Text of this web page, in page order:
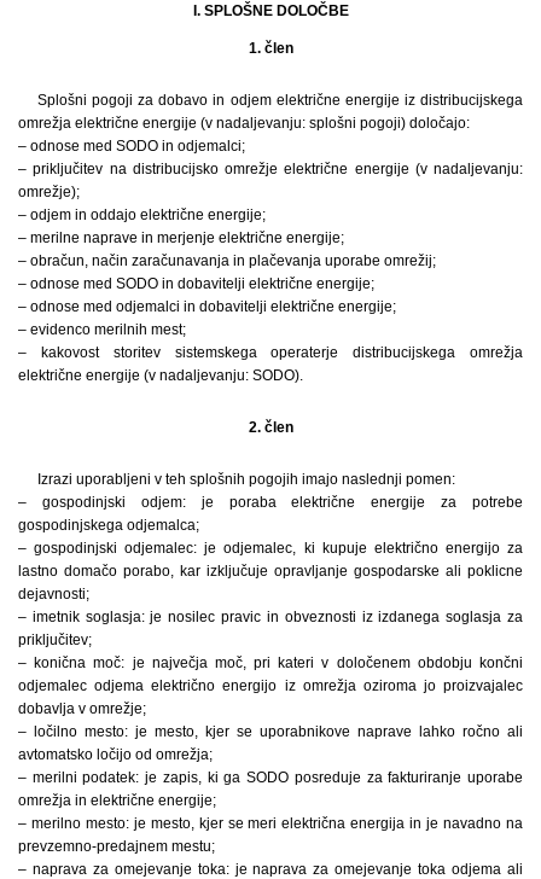
I. SPLOŠNE DOLOČBE
1. člen
Splošni pogoji za dobavo in odjem električne energije iz distribucijskega
omrežja električne energije (v nadaljevanju: splošni pogoji) določajo:
– odnose med SODO in odjemalci;
– priključitev na distribucijsko omrežje električne energije (v nadaljevanju:
omrežje);
– odjem in oddajo električne energije;
– merilne naprave in merjenje električne energije;
– obračun, način zaračunavanja in plačevanja uporabe omrežij;
– odnose med SODO in dobavitelji električne energije;
– odnose med odjemalci in dobavitelji električne energije;
– evidenco merilnih mest;
– kakovost storitev sistemskega operaterje distribucijskega omrežja
električne energije (v nadaljevanju: SODO).
2. člen
Izrazi uporabljeni v teh splošnih pogojih imajo naslednji pomen:
– gospodinjski odjem: je poraba električne energije za potrebe
gospodinjskega odjemalca;
– gospodinjski odjemalec: je odjemalec, ki kupuje električno energijo za
lastno domačo porabo, kar izključuje opravljanje gospodarske ali poklicne
dejavnosti;
– imetnik soglasja: je nosilec pravic in obveznosti iz izdanega soglasja za
priključitev;
– konična moč: je največja moč, pri kateri v določenem obdobju končni
odjemalec odjema električno energijo iz omrežja oziroma jo proizvajalec
dobavlja v omrežje;
– ločilno mesto: je mesto, kjer se uporabnikove naprave lahko ročno ali
avtomatsko ločijo od omrežja;
– merilni podatek: je zapis, ki ga SODO posreduje za fakturiranje uporabe
omrežja in električne energije;
– merilno mesto: je mesto, kjer se meri električna energija in je navadno na
prevzemno-predajnem mestu;
– naprava za omejevanje toka: je naprava za omejevanje toka odjema ali